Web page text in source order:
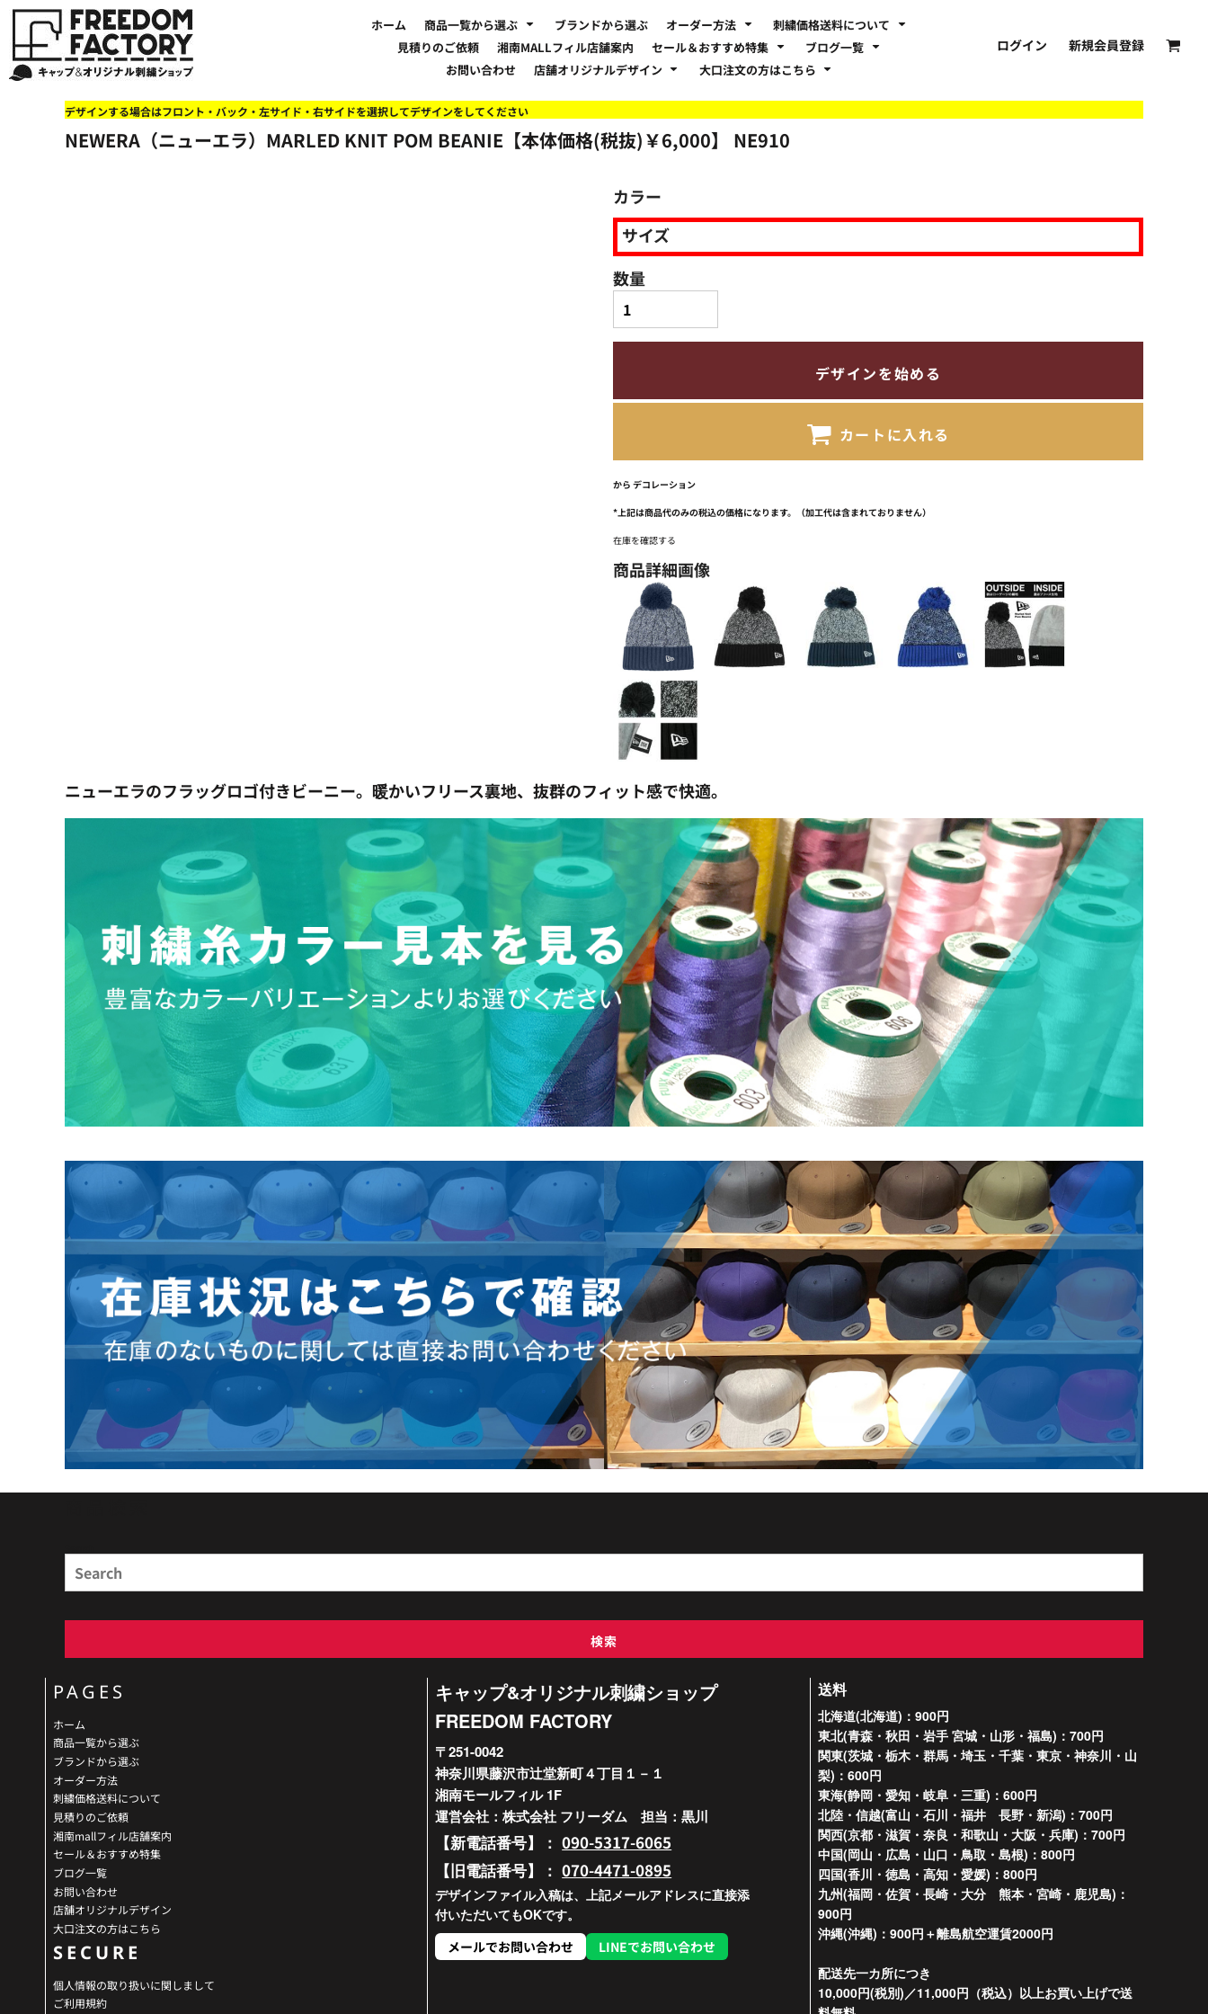
ホーム 商品一覧から選ぶ ブランドから選ぶ オーダー方法
刺繍価格送料について
見積りのご依頼
湘南MALLフィル店舗案内 セール＆おすすめ特集
ブログ一覧
お問い合わせ
店舗オリジナルデザイン 大口注文の方はこちら
ログイン 新規会員登録
デザインする場合はフロント・バック・左サイド・右サイドを選択してデザインをしてください
NEWERA（ニューエラ）MARLED KNIT POM BEANIE【本体価格(税抜)￥6,000】 NE910
カラー
サイズ
数量
デザインを始める
カートに入れる
から デコレーション
*上記は商品代のみの税込の価格になります。（加工代は含まれておりません）
在庫を確認する
商品詳細画像
ニューエラのフラッグロゴ付きビーニー。暖かいフリース裏地、抜群のフィット感で快適。
検索
PAGES
ホーム
商品一覧から選ぶ
ブランドから選ぶ
オーダー方法
刺繍価格送料について
見積りのご依頼
湘南mallフィル店舗案内
セール＆おすすめ特集
ブログ一覧
お問い合わせ
店舗オリジナルデザイン
大口注文の方はこちら
SECURE
個人情報の取り扱いに関しまして
ご利用規約
キャップ&オリジナル刺繍ショップ
FREEDOM FACTORY
〒251-0042
神奈川県藤沢市辻堂新町４丁目１－１
湘南モールフィル 1F
運営会社：株式会社 フリーダム 担当：黒川
【新電話番号】：090-5317-6065
【旧電話番号】：070-4471-0895
デザインファイル入稿は、上記メールアドレスに直接添
付いただいてもOKです。
メールでお問い合わせ
LINEでお問い合わせ
送料
北海道(北海道)：900円
東北(青森・秋田・岩手 宮城・山形・福島)：700円
関東(茨城・栃木・群馬・埼玉・千葉・東京・神奈川・山
梨)：600円
東海(静岡・愛知・岐阜・三重)：600円
北陸・信越(富山・石川・福井 長野・新潟)：700円
関西(京都・滋賀・奈良・和歌山・大阪・兵庫)：700円
中国(岡山・広島・山口・鳥取・島根)：800円
四国(香川・徳島・高知・愛媛)：800円
九州(福岡・佐賀・長崎・大分 熊本・宮崎・鹿児島)：
900円
沖縄(沖縄)：900円＋離島航空運賃2000円
配送先一カ所につき
10,000円(税別)／11,000円（税込）以上お買い上げで送
ホーム
商品一覧から選ぶ
商品一覧から選ぶ
オーダー方法
オーダー方法
新着おすすめ商品
セール
NEW ERA BLANK CAP(ニューエラ 無地キャップ）
FLEXFIT/YUPOONG（フレックスフィット/ユーポン 無地キャップ）
その他ブランドブランク無地キャップ
オリジナル刺繍をオーダー
文字でデザインする場合
お客様のデザインをアップロードする場合
ネットで購入した方で再注文したい方へ
Q&A 質問と回答参考事例
【帽子】刺繍価格について
【アパレル】刺繍価格について
送料について
オリジナル刺繍製作事例
オリジナル刺繍価格参考事例
バッグやTシャツにも刺繍可能
59FIFTYとは?
ユーポン/フレックスフィットとは
ユナイテッドアスレ取り扱い開始!
キャラクターワッペン販売中!
商品紹介・新着情報
刺繍・デザインの知識
刺繍ミシン・設備紹介
帽子のメンテナンス他
FREEDOM
アルファベット3D刺繍 花文字A A-Z
ワッペン
湘南
父の日
法人・企業向け商品特集
イベント・販促向け商品特集
学校・部活向け商品特集